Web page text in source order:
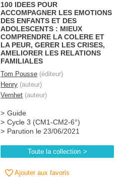
100 IDEES POUR
ACCOMPAGNER LES EMOTIONS
DES ENFANTS ET DES
ADOLESCENTS : MIEUX
COMPRENDRE LA COLERE ET
LA PEUR, GERER LES CRISES,
AMELIORER LES RELATIONS
FAMILIALES
Tom Pousse (éditeur)
Henry (auteur)
Vernhet (auteur)
Guide
Cycle 3 (CM1-CM2-6°)
Parution le 23/06/2021
Toute la collection
Ajouter aux favoris